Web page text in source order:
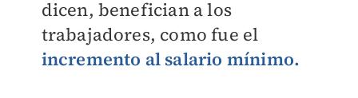
dicen, benefician a los
trabajadores, como fue el
incremento al salario mínimo.